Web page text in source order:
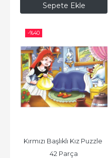
Sepete Ekle
-%40
Kırmızı Başlıklı Kız Puzzle
42 Parça